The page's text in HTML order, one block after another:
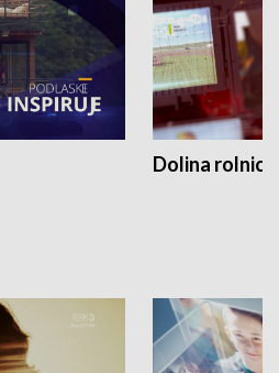
Dolina